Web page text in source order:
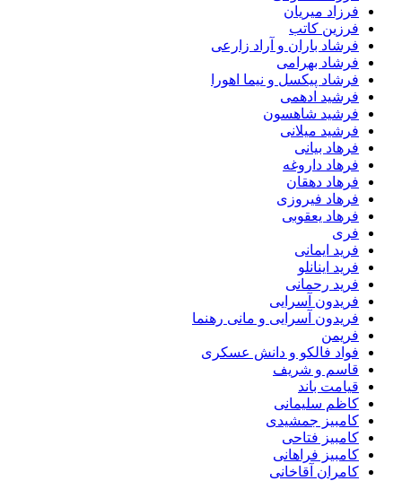
فرزاد میریان
فرزین کاتب
فرشاد باران و آراد زارعی
فرشاد بهرامی
فرشاد پیکسل و نیما اهورا
فرشید ادهمی
فرشید شاهسون
فرشید میلانی
فرهاد بیانی
فرهاد داروغه
فرهاد دهقان
فرهاد فیروزی
فرهاد یعقوبی
فری
فرید ایمانی
فرید اینانلو
فرید رحمانی
فریدون آسرایی
فریدون آسرایی و مانی رهنما
فریمن
فواد فالکو و دانش عسکری
قاسم و شریف
قیامت باند
کاظم سلیمانی
کامبیز جمشیدی
کامبیز فتاحی
کامبیز فراهانی
کامران آقاخانی